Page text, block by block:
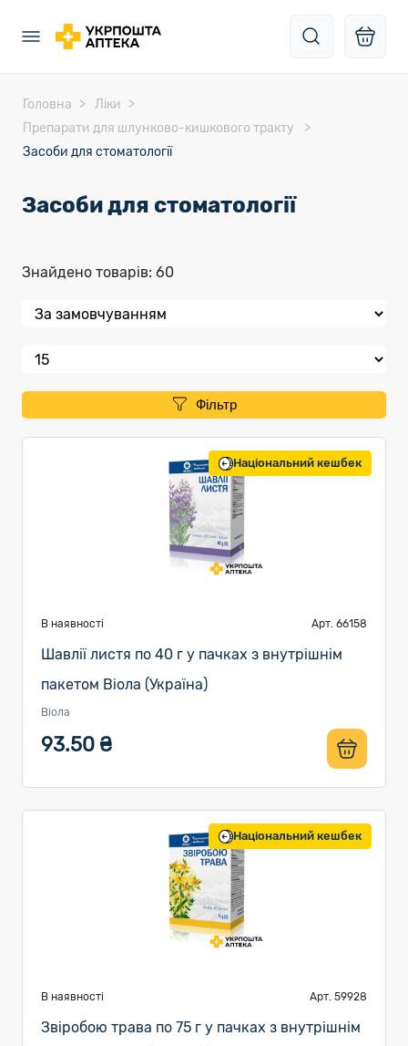
Головна
Ліки
Препарати для шлунково-кишкового тракту
Засоби для стоматології
Засоби для стоматології
Знайдено товарів: 60
Фільтр
Національний кешбек
В наявності Арт. 66158
Шавлії листя по 40 г у пачках з внутрішнім
пакетом Віола (Україна)
Віола
93.50 ₴
Національний кешбек
В наявності Арт. 59928
Звіробою трава по 75 г у пачках з внутрішнім